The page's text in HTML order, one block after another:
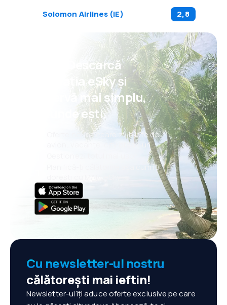
Solomon Airlines (IE) 2,8
Psst! Descarcă
aplicația eSky și
rezervă mai simplu,
oriunde ești.
Oferte noi în fiecare zi: bilete de
avion, vacanțe, city break-uri
Planifică-ți călătoriile așa cum îți
Cu newsletter-ul nostru
călătorești mai ieftin!
Newsletter-ul îți aduce oferte exclusive pe care